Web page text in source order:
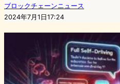
ブロックチェーンニュース
2024年7月1日17:24